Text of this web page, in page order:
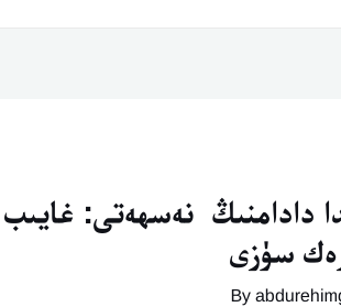
دادامنىڭ نەسھەتى:
سۈزى